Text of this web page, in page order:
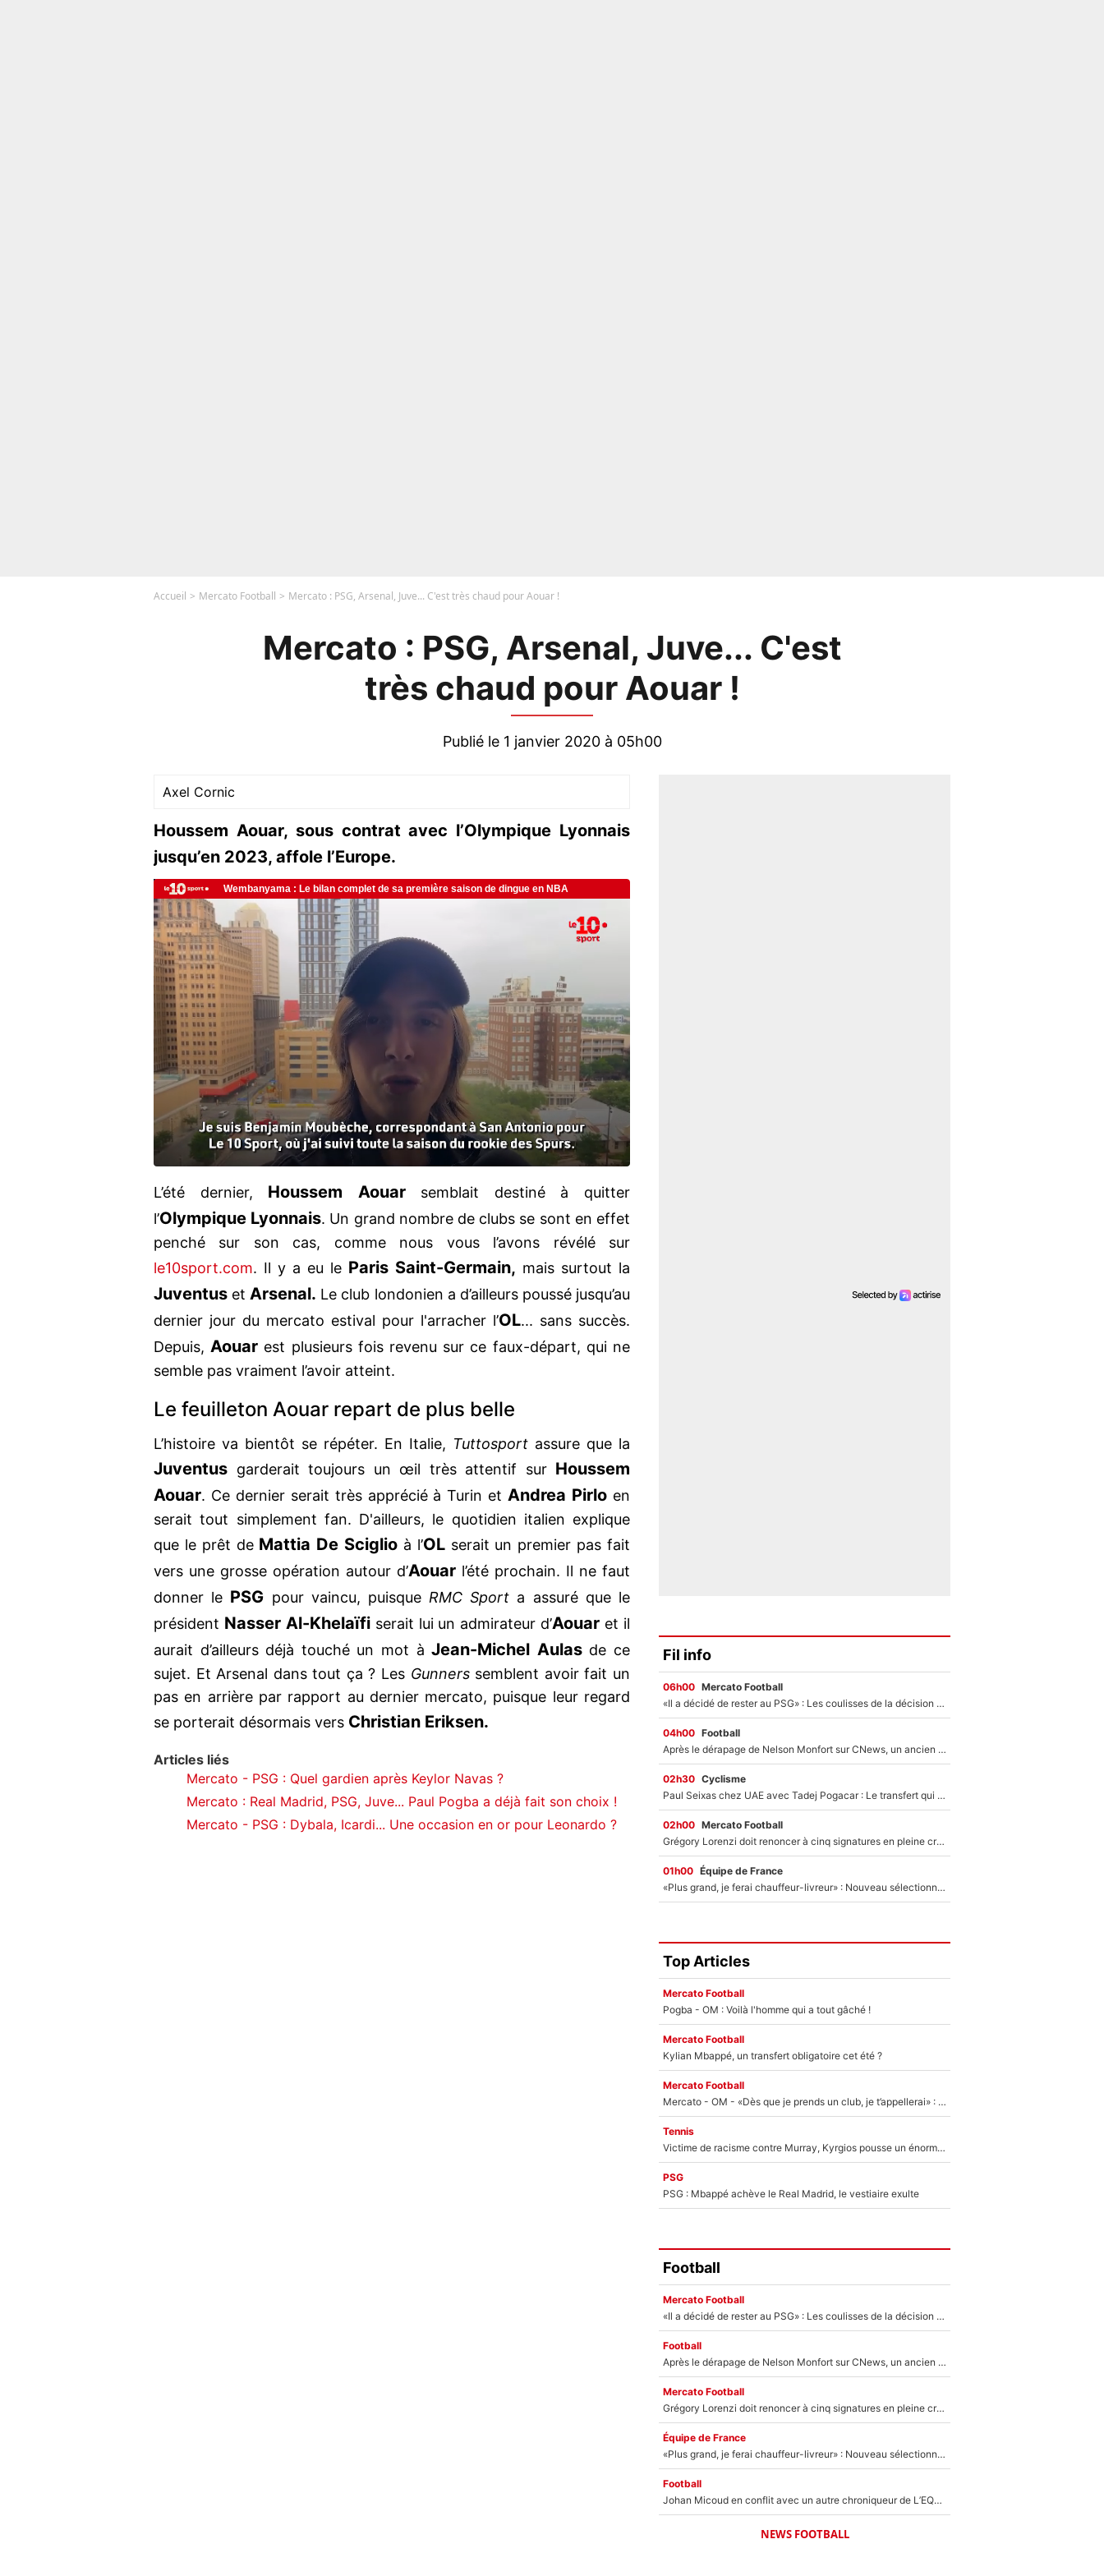
Accueil Mercato Football Mercato : PSG, Arsenal, Juve... C'est très chaud pour Aouar !
Mercato : PSG, Arsenal, Juve... C'est
très chaud pour Aouar !
Publié le 1 janvier 2020 à 05h00
Axel Cornic
Houssem Aouar, sous contrat avec l’Olympique Lyonnais
jusqu’en 2023, affole l’Europe.
L’été dernier, Houssem Aouarsemblait destiné à quitter
l’Olympique Lyonnais. Un grand nombre de clubs se sont en effet
penché sur son cas, comme nous vous l’avons révélé sur
le10sport.com. Il y a eu le Paris Saint-Germain, mais surtout la
Juventus etArsenal. Le club londonien a d’ailleurs poussé jusqu’au
dernier jour du mercato estival pour l'arracher l’OL... sans succès.
Depuis,Aouar est plusieurs fois revenu sur ce faux-départ, qui ne
semble pas vraiment l’avoir atteint.
Le feuilleton Aouar repart de plus belle
L’histoire va bientôt se répéter. En Italie, Tuttosport assure que la
Juventus garderait toujours un œil très attentif sur Houssem
Aouar. Ce dernier serait très apprécié à Turin etAndrea Pirlo en
serait tout simplement fan. D'ailleurs, le quotidien italien explique
que le prêt de Mattia De Sciglio à l’OLserait un premier pas fait
vers une grosse opération autour d’Aouar l’été prochain. Il ne faut
donner le PSG pour vaincu, puisqueRMC Sport a assuré que le
président Nasser Al-Khelaïfiserait lui un admirateur d’Aouar et il
aurait d’ailleurs déjà touché un mot àJean-Michel Aulasde ce
sujet. Et Arsenal dans tout ça ? Les Gunnerssemblent avoir fait un
pas en arrière par rapport au dernier mercato, puisque leur regard
se porterait désormais vers Christian Eriksen.
Articles liés
Mercato - PSG : Quel gardien après Keylor Navas ?
Mercato : Real Madrid, PSG, Juve... Paul Pogba a déjà fait son choix !
Mercato - PSG : Dybala, Icardi... Une occasion en or pour Leonardo ?
Fil info
06h00 Mercato Football
«Il a décidé de rester au PSG» : Les coulisses de la décision de Lucas Chevalier pour son transfert
04h00 Football
Après le dérapage de Nelson Monfort sur CNews, un ancien journaliste de France Télévisions relance la polémique sur les incendies en Gironde
02h30 Cyclisme
Paul Seixas chez UAE avec Tadej Pogacar : Le transfert qui effraie le peloton, «c’est la pire des choses qui puisse arriver»
02h00 Mercato Football
Grégory Lorenzi doit renoncer à cinq signatures en pleine crise financière : L’IA propose sept noms à l’OM pour un mercato réussi... à seulement 5M€ !
01h00 Équipe de France
«Plus grand, je ferai chauffeur-livreur» : Nouveau sélectionneur des Bleus, Zinédine Zidane s’était imaginé un avenir très différent lorsqu'il était enfant
Top Articles
Mercato Football
Pogba - OM : Voilà l'homme qui a tout gâché !
Mercato Football
Kylian Mbappé, un transfert obligatoire cet été ?
Mercato Football
Mercato - OM - «Dès que je prends un club, je t’appellerai» : La promesse de Marcelino au moment de claquer la porte
Tennis
Victime de racisme contre Murray, Kyrgios pousse un énorme coup de gueule !
PSG
PSG : Mbappé achève le Real Madrid, le vestiaire exulte
Football
Mercato Football
«Il a décidé de rester au PSG» : Les coulisses de la décision de Lucas Chevalier pour son transfert
Football
Après le dérapage de Nelson Monfort sur CNews, un ancien journaliste de France Télévisions relance la polémique sur les incendies en Gironde
Mercato Football
Grégory Lorenzi doit renoncer à cinq signatures en pleine crise financière : L’IA propose sept noms à l’OM pour un mercato réussi... à seulement 5M€ !
Équipe de France
«Plus grand, je ferai chauffeur-livreur» : Nouveau sélectionneur des Bleus, Zinédine Zidane s’était imaginé un avenir très différent lorsqu'il était enfant
Football
Johan Micoud en conflit avec un autre chroniqueur de L’EQUIPE du Soir : «Pendant un moment, je ne les ai pas remis ensemble dans l'émission»
NEWS FOOTBALL